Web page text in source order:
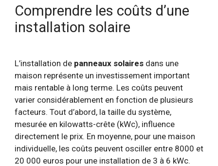
Comprendre les coûts d’une
installation solaire
L’installation de panneaux solaires dans une
maison représente un investissement important
mais rentable à long terme. Les coûts peuvent
varier considérablement en fonction de plusieurs
facteurs. Tout d’abord, la taille du système,
mesurée en kilowatts-crête (kWc), influence
directement le prix. En moyenne, pour une maison
individuelle, les coûts peuvent osciller entre 8000 et
20 000 euros pour une installation de 3 à 6 kWc.